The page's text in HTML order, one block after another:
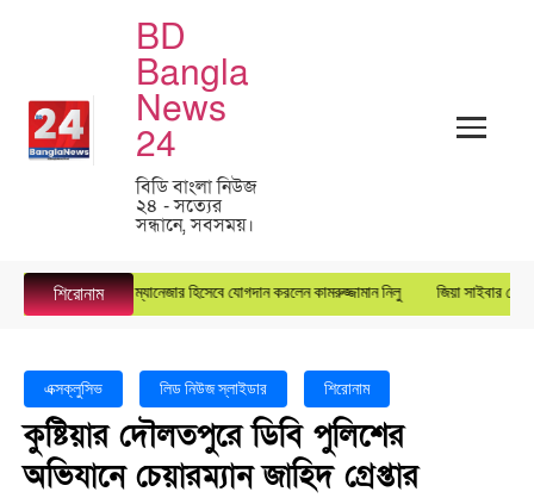
BD
Bangla
News
24
বিডি বাংলা নিউজ
২৪ - সত্যের
সন্ধানে, সবসময়।
শিরোনাম
গ্রুপে জেনারেল ম্যানেজার হিসেবে যোগদান করলেন কামরুজ্জামান নিলু জিয়া সাইবার
এক্সক্লুসিভ লিড নিউজ স্লাইডার শিরোনাম
কুষ্টিয়ার দৌলতপুরে ডিবি পুলিশের
অভিযানে চেয়ারম্যান জাহিদ গ্রেপ্তার